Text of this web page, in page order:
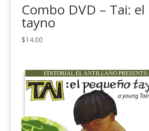
Combo DVD – Tai:
tayno
$14.00